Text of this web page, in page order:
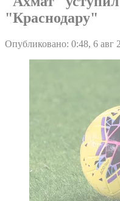
"Краснодару"
Опубликовано: 0:48, 6 авг